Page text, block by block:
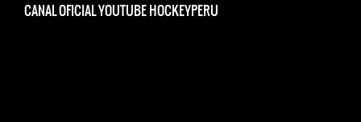
CANAL OFICIAL YOUTUBE HOCKEYPERU